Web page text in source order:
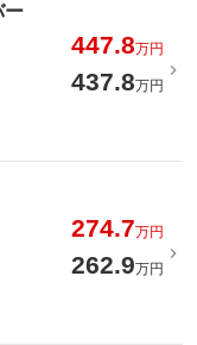
ー
447.8万円
437.8万円
274.7万円
262.9万円